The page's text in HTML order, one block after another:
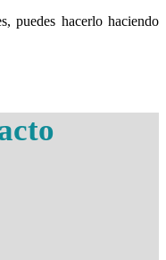
puedes hacerlo haciendo